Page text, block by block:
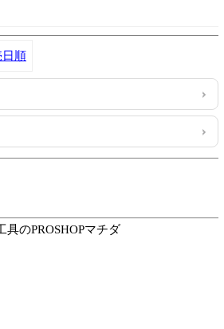
日順
具のPROSHOPマチダ